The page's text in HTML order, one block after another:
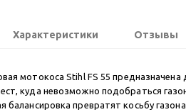
Характеристики Отзывы
мотокоса Stihl FS 55 предназначена
куда невозможно подобраться
балансировка превратят косьбу